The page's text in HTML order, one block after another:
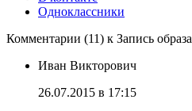
Одноклассники
Комментарии (11) к Запись
Иван Викторович
26.07.2015 в 17:15